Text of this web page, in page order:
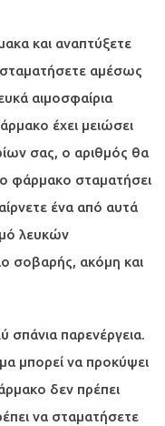
και αναπτύξετε
αμέσως
αιμοσφαίρια
έχει μειώσει
σας, ο αριθμός θα
φάρμακο σταματήσει
ένα από αυτά
λευκών
σοβαρής, ακόμη και
σπάνια παρενέργεια.
μπορεί να προκύψει
δεν πρέπει
να σταματήσετε